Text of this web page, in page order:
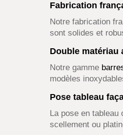
Fabrication
Notre fabrication
sont solides et
Double matériau
Notre gamme
modèles
Pose tableau
La pose en tableau
scellement ou